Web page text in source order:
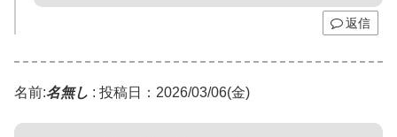
返信
名前:名無し : 投稿日：2026/03/06(金)